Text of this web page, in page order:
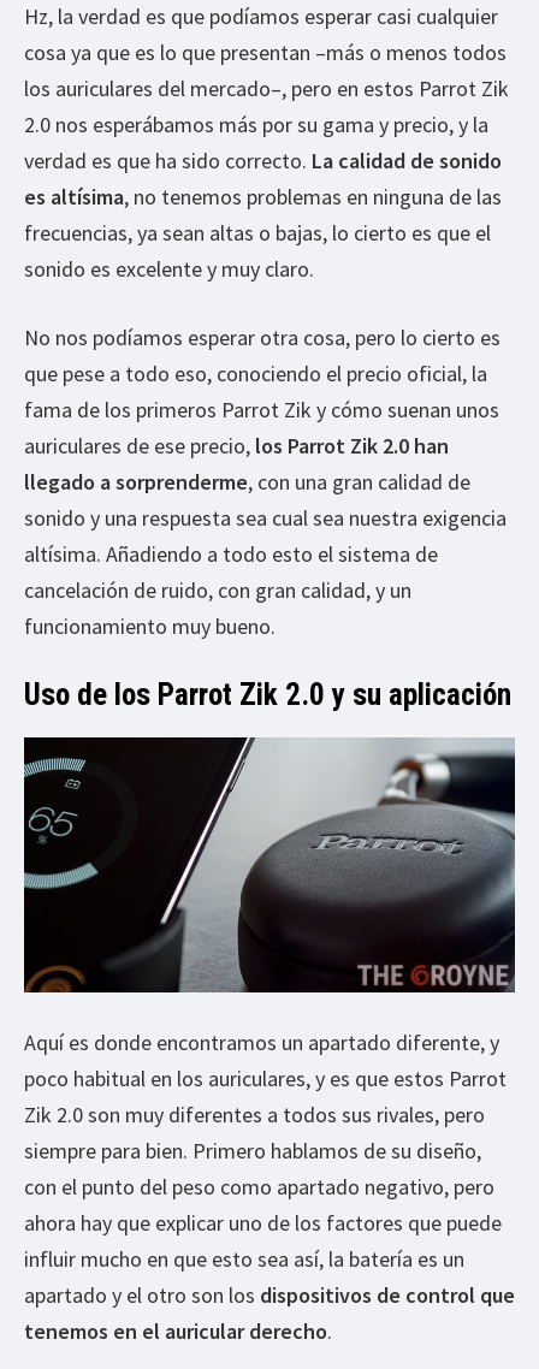
Hz, la verdad es que podíamos esperar casi cualquier
cosa ya que es lo que presentan –más o menos todos
los auriculares del mercado–, pero en estos Parrot Zik
2.0 nos esperábamos más por su gama y precio, y la
verdad es que ha sido correcto. La calidad de sonido
es altísima, no tenemos problemas en ninguna de las
frecuencias, ya sean altas o bajas, lo cierto es que el
sonido es excelente y muy claro.
No nos podíamos esperar otra cosa, pero lo cierto es
que pese a todo eso, conociendo el precio oficial, la
fama de los primeros Parrot Zik y cómo suenan unos
auriculares de ese precio, los Parrot Zik 2.0 han
llegado a sorprenderme, con una gran calidad de
sonido y una respuesta sea cual sea nuestra exigencia
altísima. Añadiendo a todo esto el sistema de
cancelación de ruido, con gran calidad, y un
funcionamiento muy bueno.
Uso de los Parrot Zik 2.0 y su aplicación
Aquí es donde encontramos un apartado diferente, y
poco habitual en los auriculares, y es que estos Parrot
Zik 2.0 son muy diferentes a todos sus rivales, pero
siempre para bien. Primero hablamos de su diseño,
con el punto del peso como apartado negativo, pero
ahora hay que explicar uno de los factores que puede
influir mucho en que esto sea así, la batería es un
apartado y el otro son los dispositivos de control que
tenemos en el auricular derecho.